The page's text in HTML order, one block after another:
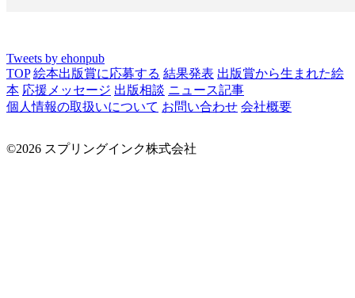
Tweets by ehonpub
TOP 絵本出版賞に応募する 結果発表 出版賞から生まれた絵
本 応援メッセージ 出版相談 ニュース記事
個人情報の取扱いについて お問い合わせ 会社概要
©2026 スプリングインク株式会社